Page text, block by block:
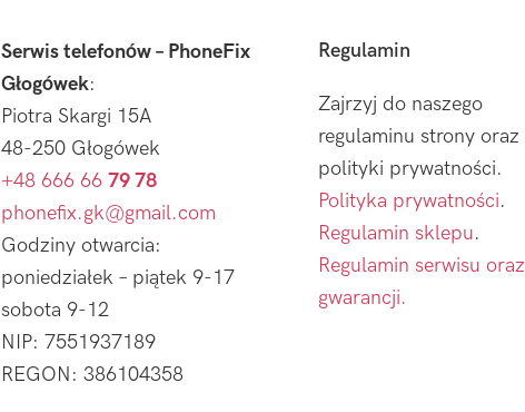
Serwis telefonów – PhoneFix
Głogówek:
Piotra Skargi 15A
48-250 Głogówek
+48 666 66 79 78
phonefix.gk@gmail.com
Godziny otwarcia:
poniedziałek – piątek 9-17
sobota 9-12
NIP: 7551937189
REGON: 386104358
Regulamin
Zajrzyj do naszego
regulaminu strony oraz
polityki prywatności.
Polityka prywatności.
Regulamin sklepu.
Regulamin serwisu oraz
gwarancji.